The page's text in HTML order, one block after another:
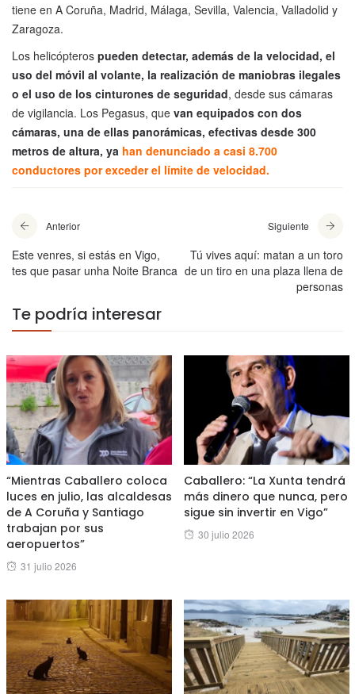
tiene en A Coruña, Madrid, Málaga, Sevilla, Valencia, Valladolid y
Zaragoza.
Los helicópteros pueden detectar, además de la velocidad, el
uso del móvil al volante, la realización de maniobras ilegales
o el uso de los cinturones de seguridad, desde sus cámaras
de vigilancia. Los Pegasus, que van equipados con dos
cámaras, una de ellas panorámicas, efectivas desde 300
metros de altura, ya han denunciado a casi 8.700
conductores por exceder el límite de velocidad.
Anterior
Este venres, si estás en Vigo,
tes que pasar unha Noite Branca
Siguiente
Tú vives aquí: matan a un toro
de un tiro en una plaza llena de
personas
Te podría interesar
“Mientras Caballero coloca
luces en julio, las alcaldesas
de A Coruña y Santiago
trabajan por sus
aeropuertos”
Posted
31 julio 2026
Caballero: “La Xunta tendrá
más dinero que nunca, pero
sigue sin invertir en Vigo”
Posted
30 julio 2026